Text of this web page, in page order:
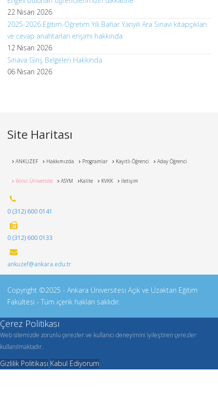
22 Nisan 2026
2025-2026 Eğitim-Öğretim Yılı Bahar Yarıyılı Ara Sınavı kitapçıkları
ve cevap anahtarları erişimi hakkında
12 Nisan 2026
Sınava Giriş Belgeleri Hakkında
06 Nisan 2026
Site Haritası
ANKUZEF Hakkımızda Programlar Kayıtlı Öğrenci Aday Öğrenci
İkinci Üniversite ASYM Kalite KVKK İletişim
0 (312) 600 0141
0 (312) 600 0133
ankuzef@ankara.edu.tr
Copyright ©2025 - Ankara Üniversitesi Açık ve Uzaktan Eğitim
Fakültesi - Tüm içerik hakları saklıdır.
Çerez Politikası
Web sitemizde zorunlu çerezler ve kullanıcı deneyimini iyileştiren çerezler
kullanılmaktadır.
Gizlilik Politikası Kabul Ediyorum